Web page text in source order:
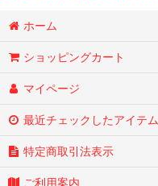
VARIOUS ARTISTS
ホーム
ショッピングカート
マイページ
最近チェックしたアイテム
特定商取引法表示
ご利用案内